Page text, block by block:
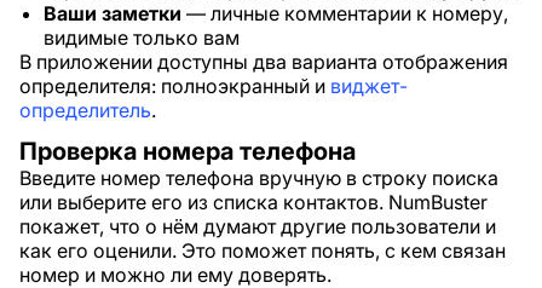
Ваши заметки — личные комментарии к номеру,
видимые только вам
В приложении доступны два варианта отображения
определителя: полноэкранный и виджет-
определитель.
Проверка номера телефона
Введите номер телефона вручную в строку поиска
или выберите его из списка контактов. NumBuster
покажет, что о нём думают другие пользователи и
как его оценили. Это поможет понять, с кем связан
номер и можно ли ему доверять.